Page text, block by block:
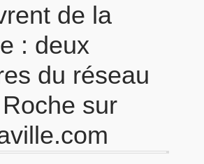
de la
: deux
du réseau
sur